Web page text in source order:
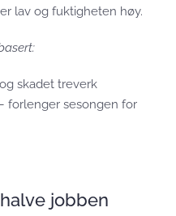
lav og fuktigheten høy.
skadet treverk
forlenger sesongen for
jobben